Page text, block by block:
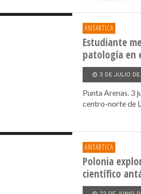
ANTARTICA
Estudiante
patología en
3 DE JULIO
Punta Arenas. 3
centro-norte de
ANTARTICA
Polonia
científico